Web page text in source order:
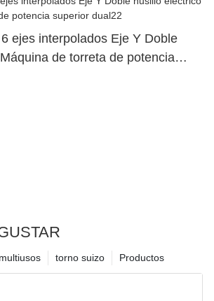
ejes interpolados Eje Y Doble
de torreta de potencia
Productos
torno suizo